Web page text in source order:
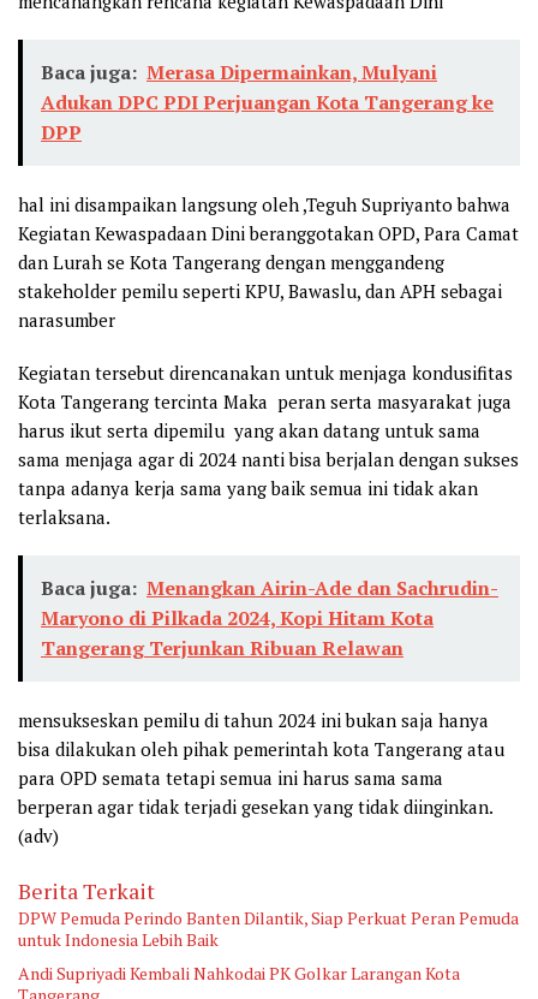
Baca juga: Merasa Dipermainkan, Mulyani
Adukan DPC PDI Perjuangan Kota Tangerang ke
DPP
hal ini disampaikan langsung oleh ,Teguh Supriyanto bahwa
Kegiatan Kewaspadaan Dini beranggotakan OPD, Para Camat
dan Lurah se Kota Tangerang dengan menggandeng
stakeholder pemilu seperti KPU, Bawaslu, dan APH sebagai
narasumber
Kegiatan tersebut direncanakan untuk menjaga kondusifitas
Kota Tangerang tercinta Maka peran serta masyarakat juga
harus ikut serta dipemilu yang akan datang untuk sama
sama menjaga agar di 2024 nanti bisa berjalan dengan sukses
tanpa adanya kerja sama yang baik semua ini tidak akan
terlaksana.
Baca juga: Menangkan Airin-Ade dan Sachrudin-
Maryono di Pilkada 2024, Kopi Hitam Kota
Tangerang Terjunkan Ribuan Relawan
mensukseskan pemilu di tahun 2024 ini bukan saja hanya
bisa dilakukan oleh pihak pemerintah kota Tangerang atau
para OPD semata tetapi semua ini harus sama sama
berperan agar tidak terjadi gesekan yang tidak diinginkan.
(adv)
Berita Terkait
DPW Pemuda Perindo Banten Dilantik, Siap Perkuat Peran Pemuda
untuk Indonesia Lebih Baik
Andi Supriyadi Kembali Nahkodai PK Golkar Larangan Kota